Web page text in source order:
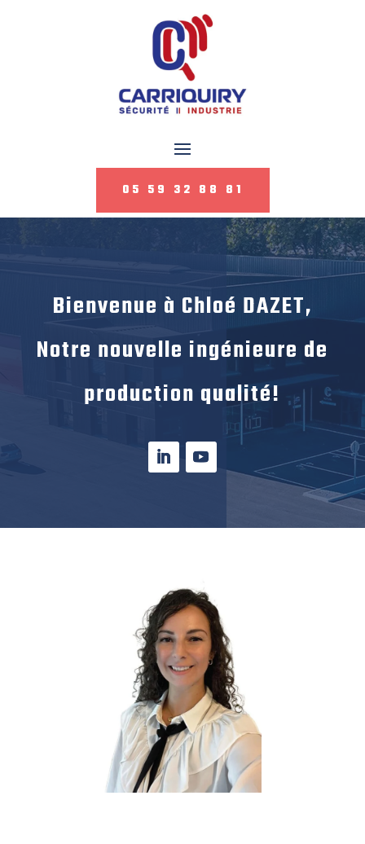
05 59 32 88 81
Bienvenue à Chloé DAZET,
Notre nouvelle ingénieure de
production qualité!